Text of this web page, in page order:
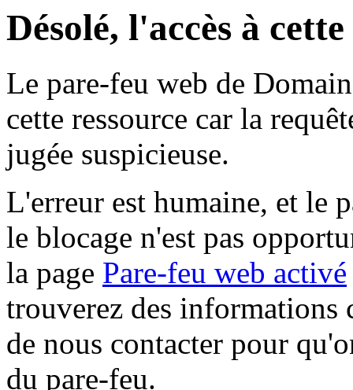
Désolé, l'accès à
Le pare-feu web de
cette ressource car la
jugée suspicieuse.
L'erreur est humaine, et le
le blocage n'est pas
la page Pare-feu web activé
trouverez des informations
de nous contacter pour
du pare-feu.